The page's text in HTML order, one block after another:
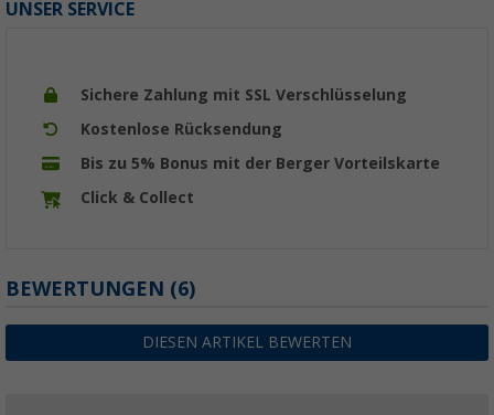
UNSER SERVICE
Sichere Zahlung mit SSL Verschlüsselung
Kostenlose Rücksendung
Bis zu 5% Bonus mit der Berger Vorteilskarte
Click & Collect
BEWERTUNGEN (6)
DIESEN ARTIKEL BEWERTEN